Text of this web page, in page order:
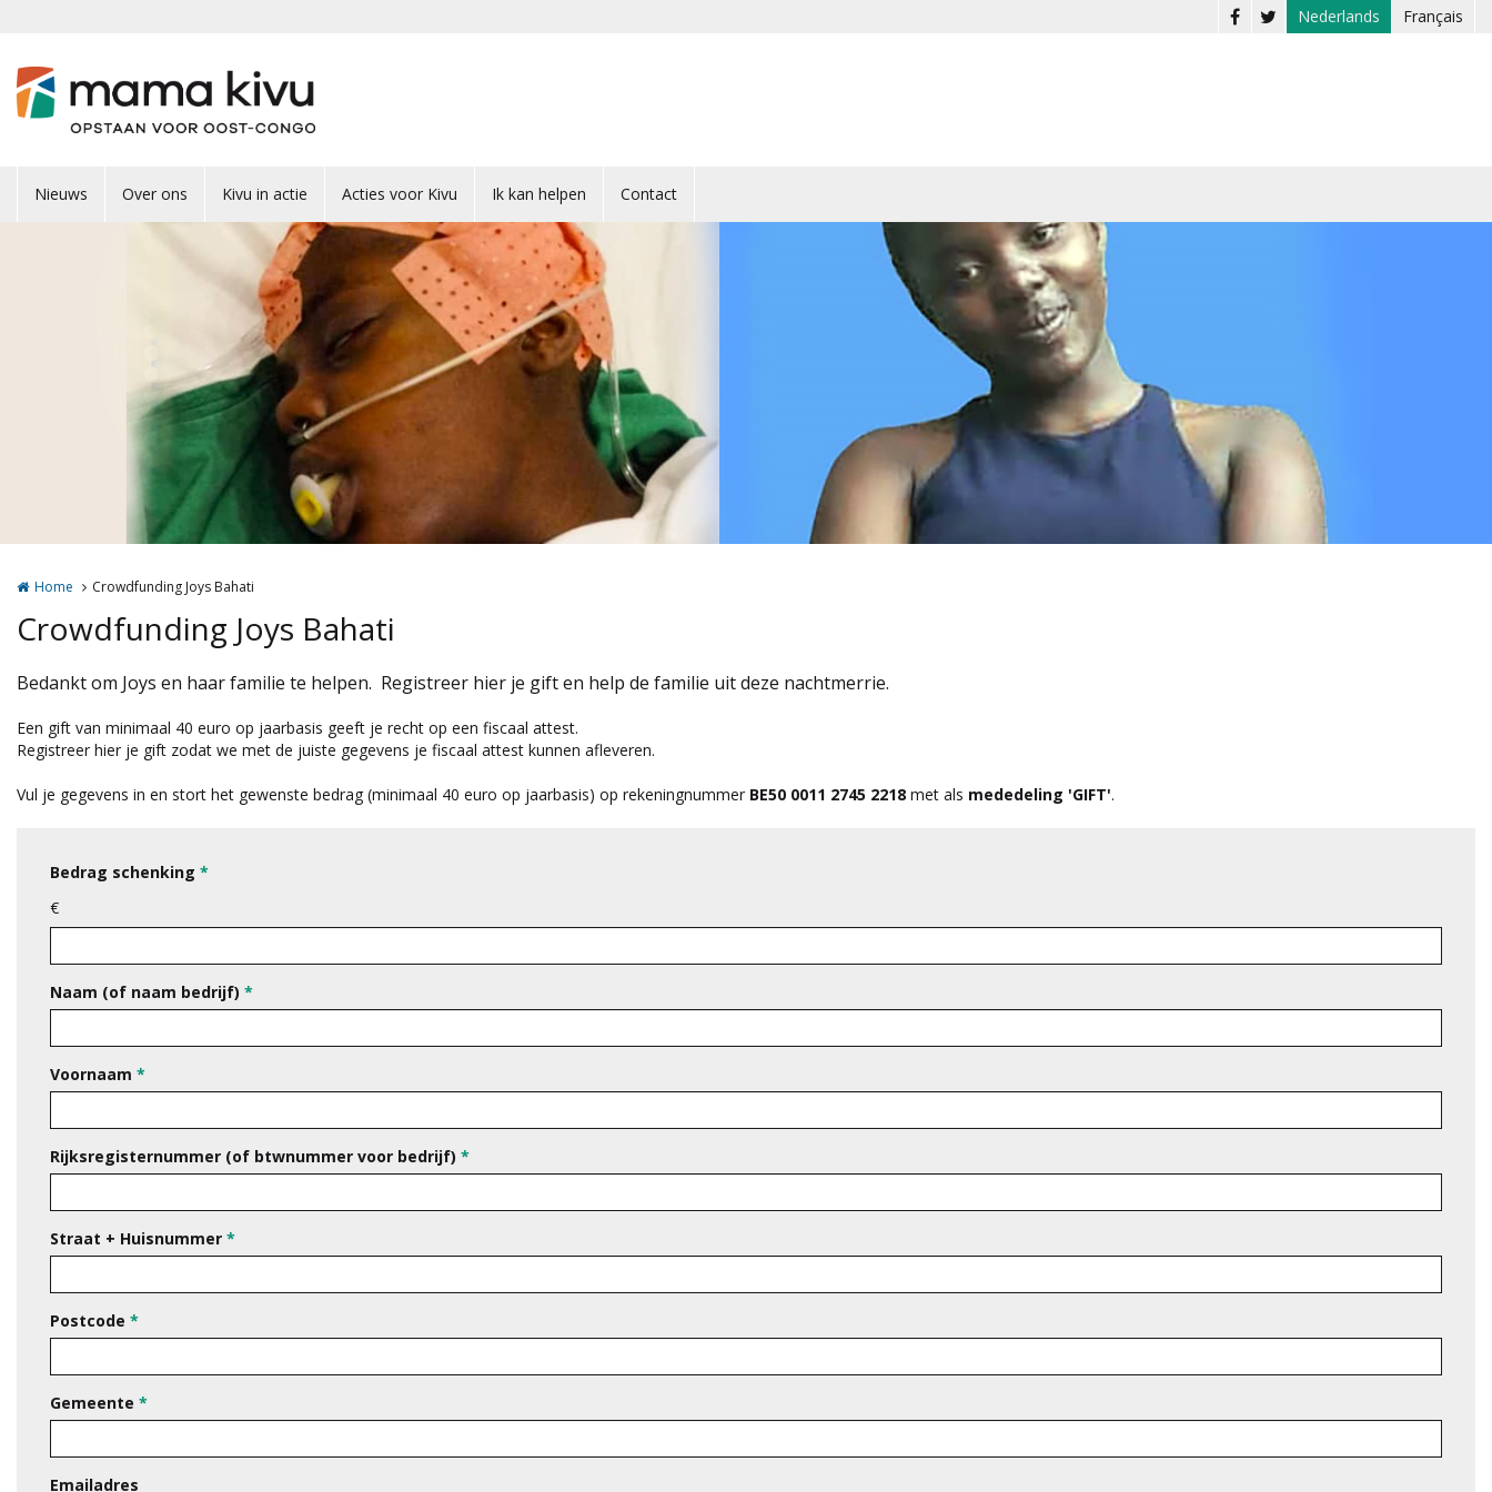
Nederlands Français
Nieuws Over ons Kivu in actie Acties voor Kivu Ik kan helpen Contact
Home Crowdfunding Joys Bahati
Crowdfunding Joys Bahati
Bedankt om Joys en haar familie te helpen. Registreer hier je gift en help de familie uit deze nachtmerrie.
Een gift van minimaal 40 euro op jaarbasis geeft je recht op een fiscaal attest.
Registreer hier je gift zodat we met de juiste gegevens je fiscaal attest kunnen afleveren.
Vul je gegevens in en stort het gewenste bedrag (minimaal 40 euro op jaarbasis) op rekeningnummer BE50 0011 2745 2218 met als mededeling 'GIFT'.
Bedrag schenking *
€
Naam (of naam bedrijf) *
Voornaam *
Rijksregisternummer (of btwnummer voor bedrijf) *
Straat + Huisnummer *
Postcode *
Gemeente *
Emailadres